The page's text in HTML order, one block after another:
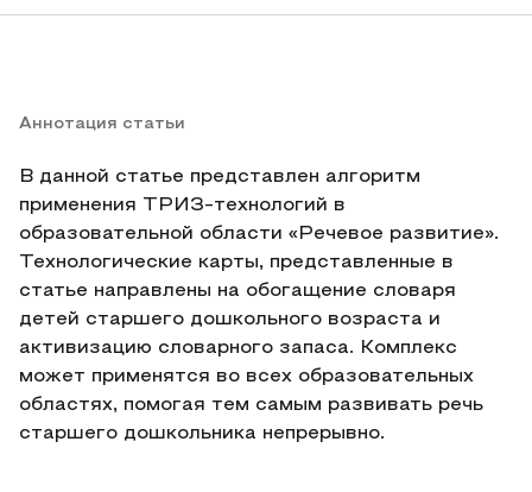
Аннотация статьи
В данной статье представлен алгоритм
применения ТРИЗ-технологий в
образовательной области «Речевое развитие».
Технологические карты, представленные в
статье направлены на обогащение словаря
детей старшего дошкольного возраста и
активизацию словарного запаса. Комплекс
может применятся во всех образовательных
областях, помогая тем самым развивать речь
старшего дошкольника непрерывно.